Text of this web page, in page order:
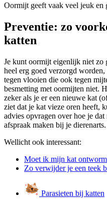
Oormijt geeft vaak veel jeuk en
Preventie: zo
katten
Je kunt oormijt eigenlijk niet zo
heel erg goed verzorgd
tegen vlooien die ook tegen
besmetting met oormijten niet.
zeker als je er een nieuwe kat
ziet dat je kat vieze oren heeft,
advies opvragen over hoe je
afspraak maken bij je dierenarts.
Wellicht ook interessant:
Moet ik mijn kat
Zo verwijder je een teek
Parasieten bij katten